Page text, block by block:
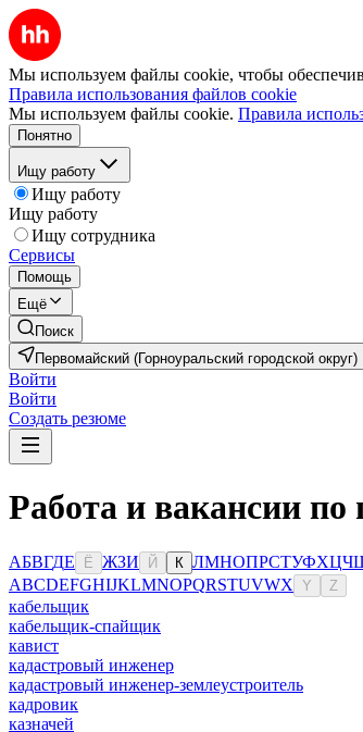
Мы используем файлы cookie, чтобы
Правила использования файлов cookie
Мы используем файлы cookie. Правила
Понятно
Ищу работу
Ищу работу
Ищу работу
Ищу сотрудника
Сервисы
Помощь
Ещё
Поиск
Первомайский (Горноуральский городской округ)
Войти
Войти
Создать резюме
Работа и вакансии
АБВГДЕ Ё ЖЗИ Й К ЛМНОПРСТУФХЦЧ
ABCDEFGHIJKLMNOPQRSTUVWX Y Z
кабельщик
кабельщик-спайщик
кавист
кадастровый инженер
кадастровый инженер-землеустроитель
кадровик
казначей